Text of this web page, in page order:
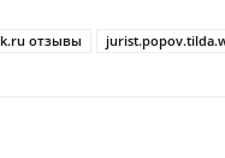
отзывы